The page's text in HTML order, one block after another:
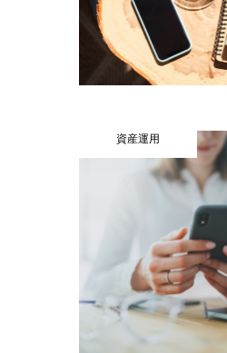
資産運用